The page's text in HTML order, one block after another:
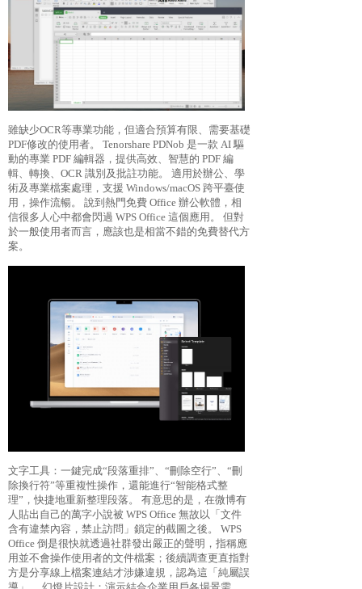
雖缺少OCR等專業功能，但適合預算有限、需要基礎
PDF修改的使用者。 Tenorshare PDNob 是一款 AI 驅
動的專業 PDF 編輯器，提供高效、智慧的 PDF 編
輯、轉換、OCR 識別及批註功能。 適用於辦公、學
術及專業檔案處理，支援 Windows/macOS 跨平臺使
用，操作流暢。 說到熱門免費 Office 辦公軟體，相
信很多人心中都會閃過 WPS Office 這個應用。 但對
於一般使用者而言，應該也是相當不錯的免費替代方
案。
文字工具：一鍵完成“段落重排”、“刪除空行”、“刪
除換行符”等重複性操作，還能進行“智能格式整
理”，快捷地重新整理段落。 有意思的是，在微博有
人貼出自己的萬字小說被 WPS Office 無故以「文件
含有違禁內容，禁止訪問」鎖定的截圖之後。 WPS
Office 倒是很快就透過社群發出嚴正的聲明，指稱應
用並不會操作使用者的文件檔案；後續調查更直指對
方是分享線上檔案連結才涉嫌違規，認為這「純屬誤